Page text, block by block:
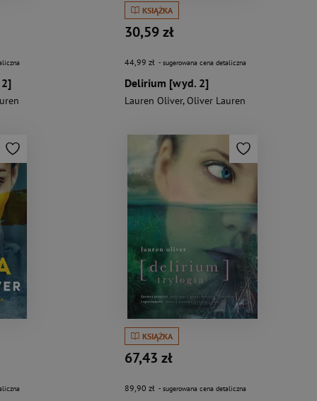
KSIĄŻKA
30,59 zł
44,99 zł - sugerowana cena detaliczna
Delirium [wyd. 2]
Lauren Oliver,Oliver Lauren
KSIĄŻKA
67,43 zł
89,90 zł - sugerowana cena detaliczna